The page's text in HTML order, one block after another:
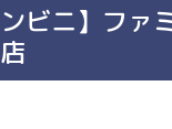
ンビニ】ファ